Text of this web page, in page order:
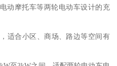
动摩托车等两轮电动车设计的充
适合小区、商场、路边等空间有